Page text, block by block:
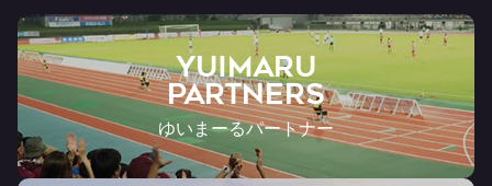
YUIMARU
Partners
ゆいまーるパートナー